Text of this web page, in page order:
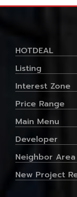
Use able
เดอะนิช ไอดี พ
Rama 2
HOTDEAL
Listing
Interest Zone
Price Range
Main Menu
Developer
Neighbor Area
New Project